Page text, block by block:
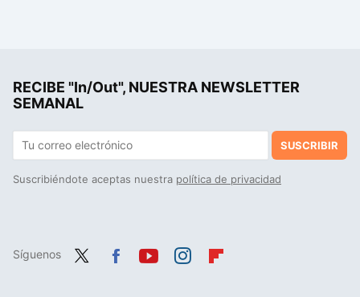
RECIBE "In/Out", NUESTRA NEWSLETTER
SEMANAL
SUSCRIBIR
Suscribiéndote aceptas nuestra política de privacidad
Síguenos